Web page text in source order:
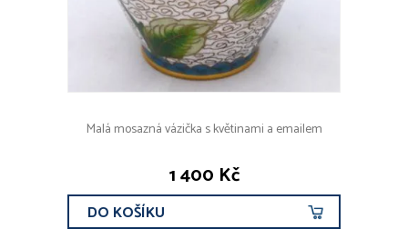
Malá mosazná vázička s květinami a emailem
1 400 Kč
DO KOŠÍKU